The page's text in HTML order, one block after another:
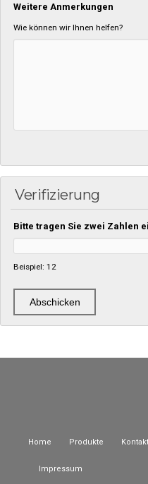
Weitere Anmerkungen
Wie können wir Ihnen helfen?
Verifizierung
Bitte tragen Sie zwei Zahlen
Beispiel: 12
Home Produkte Kontakt
Impressum